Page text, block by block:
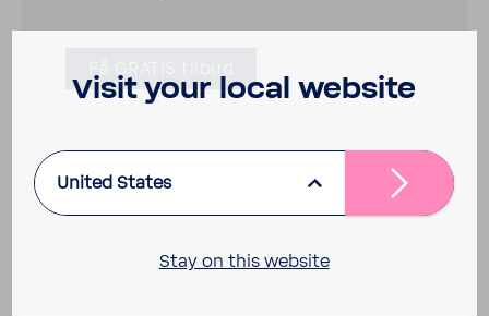
Visit your local website
United States
Stay on this website